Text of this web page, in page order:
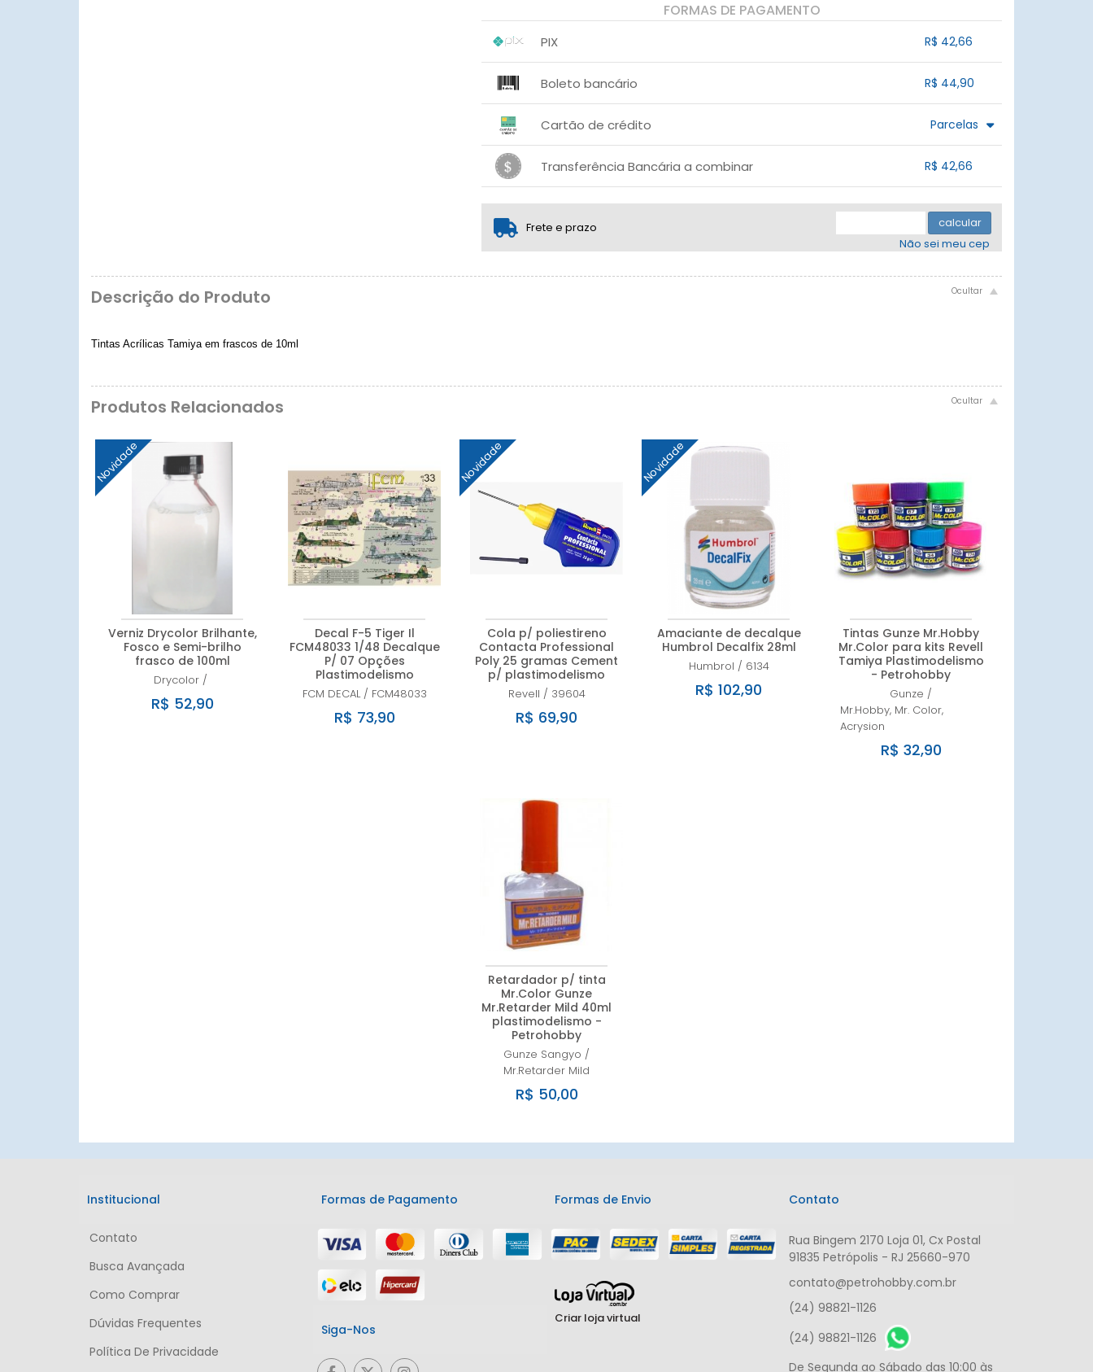
FORMAS DE PAGAMENTO
PIX
R$ 42,66
Boleto bancário
R$ 44,90
Cartão de crédito
Parcelas
2x sem juros de R$ 22,45
.
Transferência Bancária a combinar
R$ 42,66
... ....
Frete e prazo
calcular
Não sei meu cep
Descrição do Produto
Tintas Acrílicas Tamiya em frascos de 10ml
Produtos Relacionados
Novidade
Verniz Drycolor Brilhante,
Fosco e Semi-brilho
frasco de 100ml
Drycolor /
R$ 52,90
Decal F-5 Tiger Il
FCM48033 1/48 Decalque
P/ 07 Opções
Plastimodelismo
FCM DECAL / FCM48033
R$ 73,90
Novidade
Cola p/ poliestireno
Contacta Professional
Poly 25 gramas Cement
p/ plastimodelismo
Revell / 39604
R$ 69,90
Novidade
Amaciante de decalque
Humbrol Decalfix 28ml
Humbrol / 6134
R$ 102,90
Tintas Gunze Mr.Hobby
Mr.Color para kits Revell
Tamiya Plastimodelismo
- Petrohobby
Gunze /
Mr.Hobby, Mr. Color,
Acrysion
R$ 32,90
Retardador p/ tinta
Mr.Color Gunze
Mr.Retarder Mild 40ml
plastimodelismo -
Petrohobby
Gunze Sangyo /
Mr.Retarder Mild
R$ 50,00
Institucional
Contato
Busca Avançada
Como Comprar
Dúvidas Frequentes
Política De Privacidade
Formas de Pagamento
Siga-Nos
Formas de Envio
Criar loja virtual
Contato
Rua Bingem 2170 Loja 01, Cx Postal
91835 Petrópolis - RJ 25660-970
contato@petrohobby.com.br
(24) 98821-1126
(24) 98821-1126
De Segunda ao Sábado das 10:00 às